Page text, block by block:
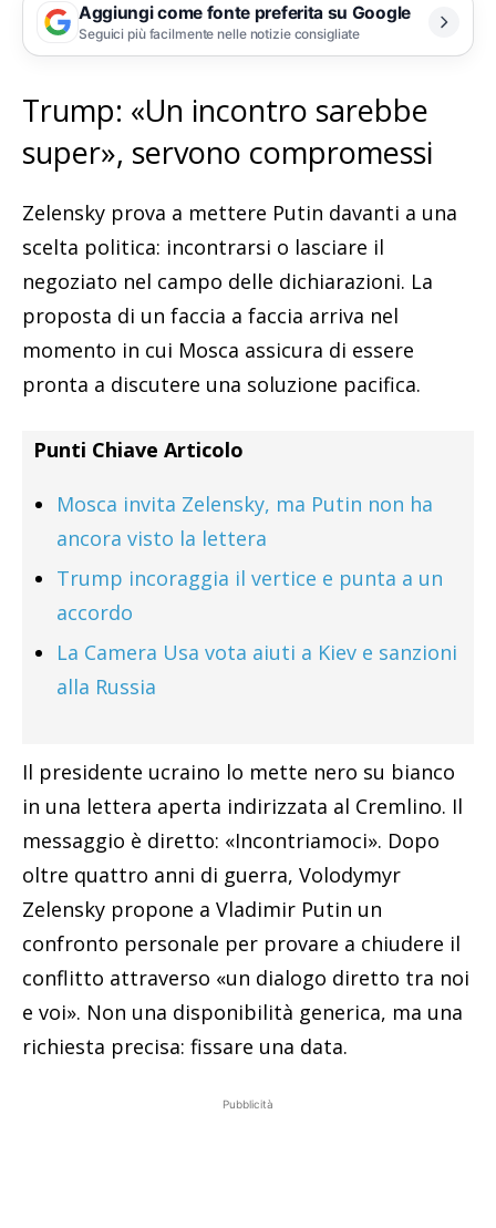
Aggiungi come fonte preferita su Google
Seguici più facilmente nelle notizie consigliate
Trump: «Un incontro sarebbe
super», servono compromessi
Zelensky prova a mettere Putin davanti a una
scelta politica: incontrarsi o lasciare il
negoziato nel campo delle dichiarazioni. La
proposta di un faccia a faccia arriva nel
momento in cui Mosca assicura di essere
pronta a discutere una soluzione pacifica.
Punti Chiave Articolo
Mosca invita Zelensky, ma Putin non ha
ancora visto la lettera
Trump incoraggia il vertice e punta a un
accordo
La Camera Usa vota aiuti a Kiev e sanzioni
alla Russia
Il presidente ucraino lo mette nero su bianco
in una lettera aperta indirizzata al Cremlino. Il
messaggio è diretto: «Incontriamoci». Dopo
oltre quattro anni di guerra, Volodymyr
Zelensky propone a Vladimir Putin un
confronto personale per provare a chiudere il
conflitto attraverso «un dialogo diretto tra noi
e voi». Non una disponibilità generica, ma una
richiesta precisa: fissare una data.
Pubblicità